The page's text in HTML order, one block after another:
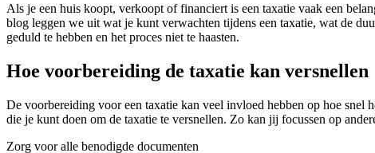
Als je een huis koopt, verkoopt of financiert is een taxatie vaak een
blog leggen we uit wat je kunt verwachten tijdens een taxatie, wat de
geduld te hebben en het proces niet te haasten.
Hoe voorbereiding de taxatie kan versnellen
De voorbereiding voor een taxatie kan veel invloed hebben op hoe
die je kunt doen om de taxatie te versnellen. Zo kan jij focussen op
Zorg voor alle benodigde documenten